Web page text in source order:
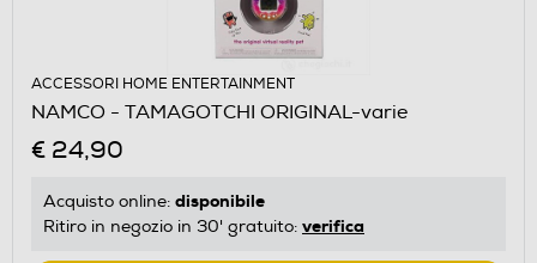
ACCESSORI HOME ENTERTAINMENT
NAMCO - TAMAGOTCHI ORIGINAL-varie
€ 24,90
Acquisto online: disponibile
Ritiro in negozio in 30' gratuito: verifica